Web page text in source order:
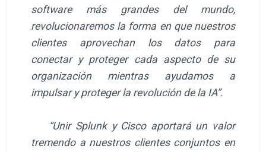
software más grandes del mundo,
revolucionaremos la forma en que nuestros
clientes aprovechan los datos para
conectar y proteger cada aspecto de su
organización mientras ayudamos a
impulsar y proteger la revolución de la IA”.
“Unir Splunk y Cisco aportará un valor
tremendo a nuestros clientes conjuntos en